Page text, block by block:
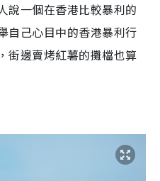
說一個在香港比較暴利的
自己心目中的香港暴利行
街邊賣烤紅薯的攤檔也算